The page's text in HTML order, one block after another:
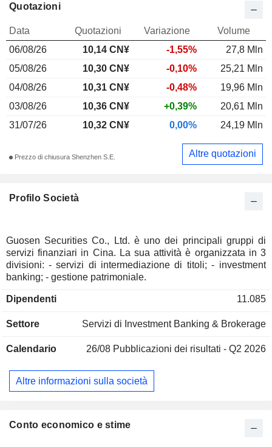
Profilo Società
Guosen Securities Co., Ltd. è uno dei principali gruppi di
servizi finanziari in Cina. La sua attività è organizzata in 3
divisioni: - servizi di intermediazione di titoli; - investment
banking; - gestione patrimoniale.
Dipendenti 11.085
Settore Servizi di Investment Banking & Brokerage
Calendario 26/08 Pubblicazioni dei risultati - Q2 2026
Altre informazioni sulla società
Quotazioni
Data Quotazioni Variazione
Volume
06/08/26
10,14 CN¥ -1,55%
27,8 Mln
05/08/26
10,30 CN¥ -0,10%
25,21 Mln
04/08/26
10,31 CN¥ -0,48%
19,96 Mln
03/08/26
10,36 CN¥ +0,39%
20,61 Mln
31/07/26
10,32 CN¥ 0,00% 24,19 Mln
Prezzo di chiusura Shenzhen S.E. Altre quotazioni
Conto economico e stime